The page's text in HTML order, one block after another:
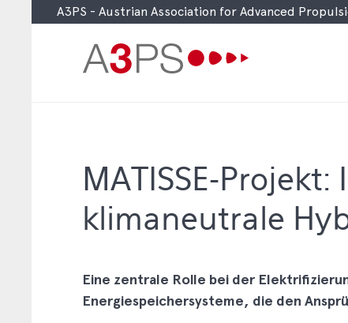
A3PS - Austrian Association for Advanced
MATISSE-
klimaneutrale
Eine zentrale Rolle bei der
Energiespeichersysteme, die den